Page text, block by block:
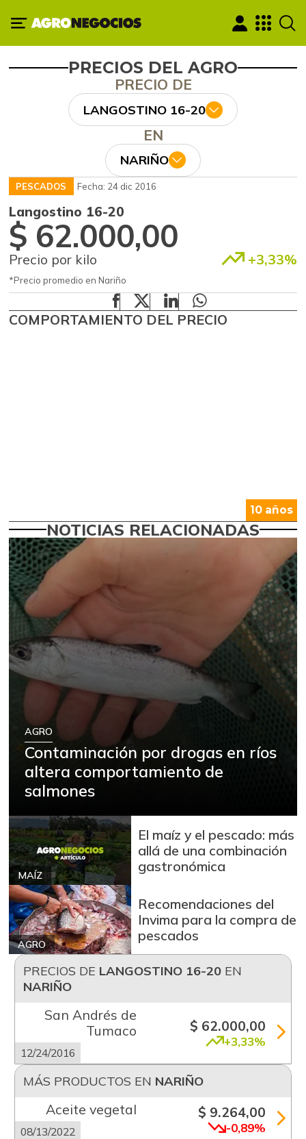
PRECIOS DEL AGRO
PRECIO DE
LANGOSTINO 16-20
EN
NARIÑO
PESCADOS Fecha: 24 dic 2016
Langostino 16-20
$ 62.000,00
Precio por kilo +3,33%
*Precio promedio en Nariño
COMPORTAMIENTO DEL PRECIO
10 años
NOTICIAS RELACIONADAS
AGRO
Contaminación por drogas en ríos
altera comportamiento de
salmones
MAÍZ
El maíz y el pescado: más
allá de una combinación
gastronómica
AGRO
Recomendaciones del
Invima para la compra de
pescados
PRECIOS DE LANGOSTINO 16-20EN
NARIÑO
San Andrés de
Tumaco
12/24/2016
$ 62.000,00
+3,33%
MÁS PRODUCTOS EN NARIÑO
Aceite vegetal
08/13/2022
$ 9.264,00
-0,89%